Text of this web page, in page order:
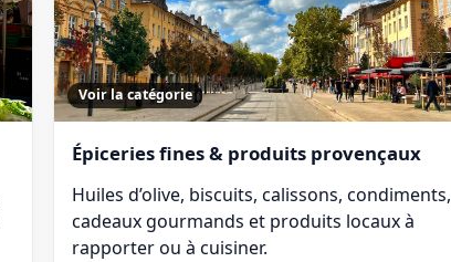
Voir la catégorie
Épiceries fines & produits provençaux
Huiles d’olive, biscuits, calissons, condiments,
cadeaux gourmands et produits locaux à
rapporter ou à cuisiner.